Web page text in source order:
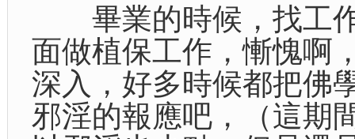
畢業的時候，找工作
面做植保工作，慚愧啊
深入，好多時候都把佛
邪淫的報應吧，（這期